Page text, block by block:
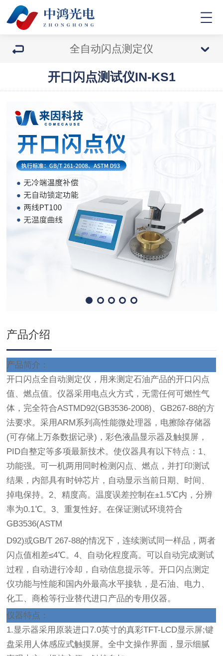
全自动闪点测定仪
开口闪点测试仪IN-KS1
产品介绍
产品简介：
开口闪点全自动测定仪，用来测定石油产品的开口闪点
值、燃点值。仪器采用电点火方式，无需任何可燃性气
体，完全符合ASTMD92(GB3536-2008)、GB267-88的方
法要求。采用ARM系列高性能微处理器，电擦除存储器
(可存储上万条数据记录)，彩色液晶显示器及触摸屏，
PID自整定等多项最新技术。使仪器具有以下特点：1、
功能强。可一机两用同时检测闪点、燃点，并打印测试
结果，内部具有时钟芯片，自动显示当前日期、时间、
掉电保持。2、精度高。温度误差控制在±1.5℃内，分辨
率为0.1℃。3、重复性好。在保证测试环境符合
GB3536(ASTM
D92)或GB/T 267-88的情况下，连续测试同一样品，两者
闪点值相差≤4℃。4、自动化程度高。可以自动完成测试
过程，自动进行冷却，自动信息提示等。开口闪点测定
仪功能与性能和国内外最高水平接轨，是石油、电力、
化工、商检等行业替代进口产品的专用仪器。
仪器特点：
1.显示器采用原装进口7.0英寸的真彩TFT-LCD显示屏;键
盘采用人体感应式触摸屏。全中文操作界面，显示细腻